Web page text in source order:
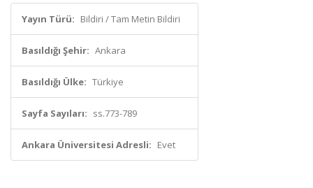
Yayın Türü: Bildiri / Tam Metin Bildiri
Basıldığı Şehir: Ankara
Basıldığı Ülke: Türkiye
Sayfa Sayıları: ss.773-789
Ankara Üniversitesi Adresli: Evet